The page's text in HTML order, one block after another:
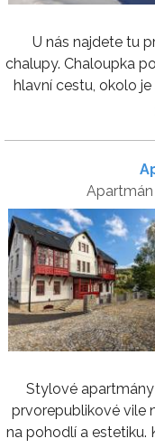
U nás najdete tu
chalupy. Chaloupka
hlavní cestu, okolo
Apartmán
Stylové
prvorepublikové vile
na pohodlí a estetiku.